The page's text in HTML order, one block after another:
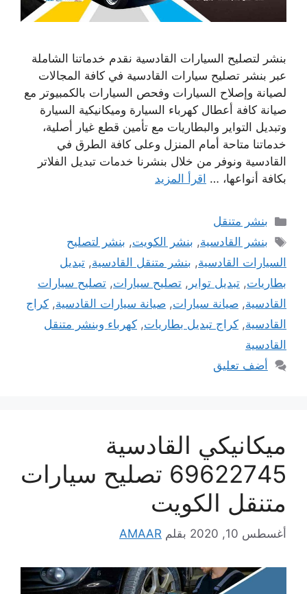
بنشر لتصليح السيارات القادسية نقدم خدماتنا الشاملة
عبر بنشر تصليح سيارات القادسية في كافة المجالات
لصيانة وإصلاح السيارات وفحص السيارات بالكمبيوتر مع
صيانة كافة أعطال كهرباء السيارة وميكانيكية السيارة
وتبديل التواير والبطاريات مع تأمين قطع غيار أصلية،
خدماتنا متاحة أمام المنزل وعلى كافة الطرق في
القادسية ونوفر من خلال بنشرنا خدمات تبديل الفلاتر
بكافة أنواعها، … اقرأ المزيد
التصنيفات
بنشر متنقل
الوسوم
بنشر القادسية, بنشر الكويت, بنشر لتصليح
السيارات القادسية, بنشر متنقل القادسية, تبديل
بطاريات, تبديل تواير , تصليح سيارات, تصليح سيارات
القادسية, صيانة سيارات, صيانة سيارات القادسية, كراج
القادسية, كراج تبديل بطاريات, كهرباء وبنشر متنقل
القادسية
أضف تعليق
ميكانيكي القادسية
69622745 تصليح سيارات
متنقل الكويت
أغسطس 10, 2020 بقلم AMAAR